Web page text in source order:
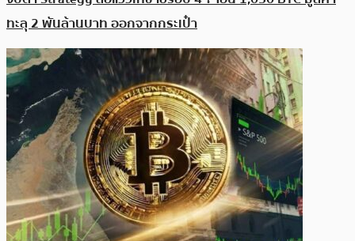
ทะลุ 2 พันล้านบาท ออกจากกระเป๋า